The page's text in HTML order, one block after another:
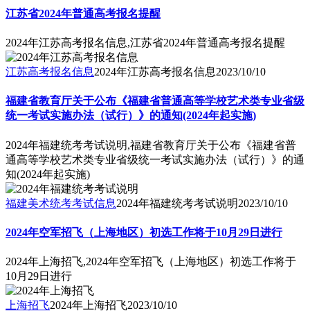
江苏省2024年普通高考报名提醒
2024年江苏高考报名信息,江苏省2024年普通高考报名提醒
江苏高考报名信息2024年江苏高考报名信息2023/10/10
福建省教育厅关于公布《福建省普通高等学校艺术类专业省级
统一考试实施办法（试行）》的通知(2024年起实施)
2024年福建统考考试说明,福建省教育厅关于公布《福建省普
通高等学校艺术类专业省级统一考试实施办法（试行）》的通
知(2024年起实施)
福建美术统考考试信息2024年福建统考考试说明2023/10/10
2024年空军招飞（上海地区）初选工作将于10月29日进行
2024年上海招飞,2024年空军招飞（上海地区）初选工作将于
10月29日进行
上海招飞2024年上海招飞2023/10/10